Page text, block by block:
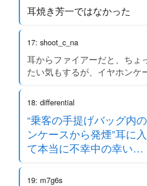
耳焼き芳一ではなかった
17: shoot_c_na
耳からファイアーだと、ちょ
たい気もするが、イヤホンケ
18: differential
“乗客の手提げバッグ内
ンケースから発煙”耳に
て本当に不幸中の幸い…
19: m7g6s